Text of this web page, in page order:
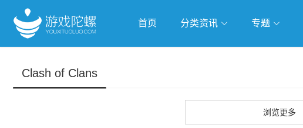
首页 分类资讯 专题
Clash of Clans
浏览更多